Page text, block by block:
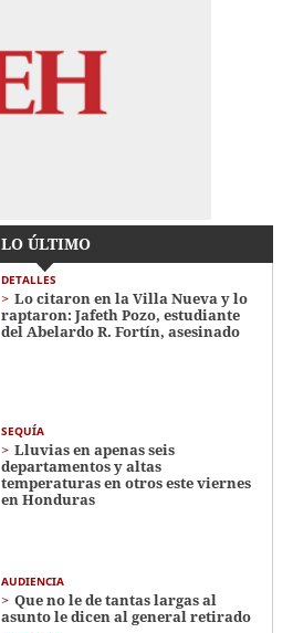
LO ÚLTIMO
DETALLES
Lo citaron en la Villa Nueva y lo
raptaron: Jafeth Pozo, estudiante
del Abelardo R. Fortín, asesinado
SEQUÍA
Lluvias en apenas seis
departamentos y altas
temperaturas en otros este viernes
en Honduras
AUDIENCIA
Que no le de tantas largas al
asunto le dicen al general retirado